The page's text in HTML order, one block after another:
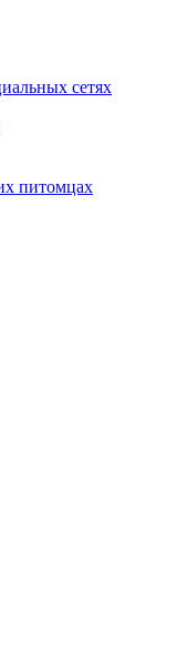
сетях
питомцах